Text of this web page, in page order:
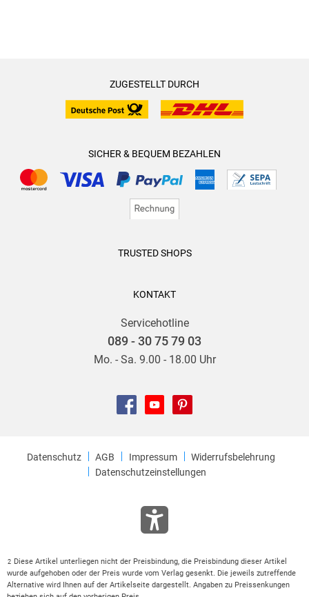
ZUGESTELLT DURCH
SICHER & BEQUEM BEZAHLEN
TRUSTED SHOPS
KONTAKT
Servicehotline
089 - 30 75 79 03
Mo. - Sa. 9.00 - 18.00 Uhr
Datenschutz AGB Impressum
Widerrufsbelehrung
Datenschutzeinstellungen
2
Diese Artikel unterliegen nicht der Preisbindung, die Preisbindung dieser Artikel
wurde aufgehoben oder der Preis wurde vom Verlag gesenkt. Die jeweils zutreffende
Alternative wird Ihnen auf der Artikelseite dargestellt. Angaben zu Preissenkungen